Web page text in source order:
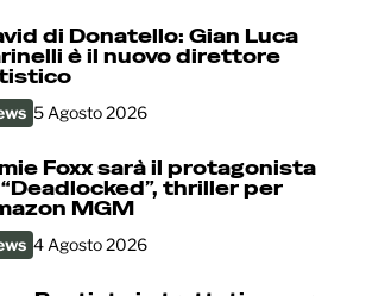
di Donatello: Gian Luca
è il nuovo direttore
5 Agosto 2026
Foxx sarà il protagonista
thriller per
MGM
4 Agosto 2026